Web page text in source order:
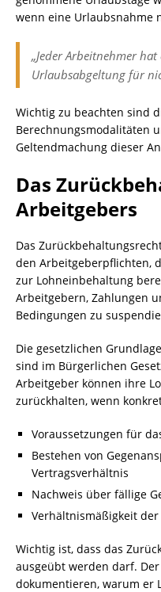
wenn eine Urlaubsnahme
„Jeder Arbeitnehmer
Urlaubsabgeltung für
Wichtig zu beachten sind
Berechnungsmodalitäten
Geltendmachung dieser
Das
Arbeitgebers
Das
den Arbeitgeberpflichten,
zur Lohneinbehaltung
Arbeitgebern, Zahlungen
Bedingungen zu
Die gesetzlichen
sind im Bürgerlichen
Arbeitgeber können ihre
zurückhalten, wenn
Voraussetzungen für
Bestehen von
Vertragsverhältnis
Nachweis über fällige
Verhältnismäßigkeit
Wichtig ist, dass das
ausgeübt werden darf.
dokumentieren, warum er